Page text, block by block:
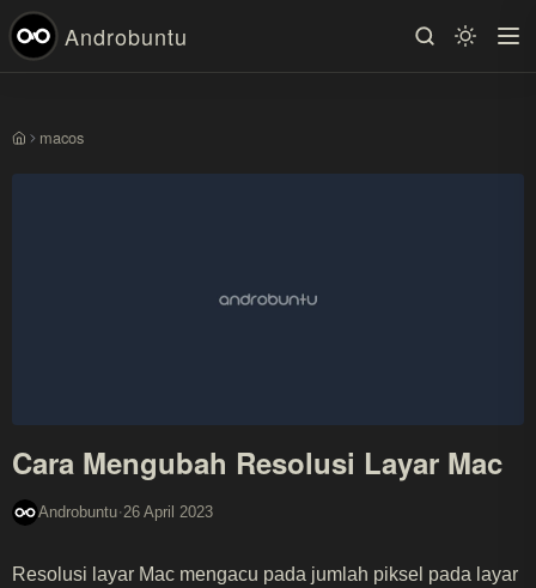
Androbuntu
Beranda
macos
Cara Mengubah Resolusi Layar Mac
Androbuntu·26 April 2023
Resolusi layar Mac mengacu pada jumlah piksel pada layar